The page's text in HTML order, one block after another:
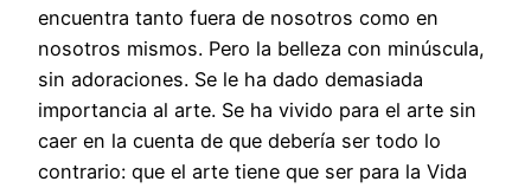
encuentra tanto fuera de nosotros como en
nosotros mismos. Pero la belleza con minúscula,
sin adoraciones. Se le ha dado demasiada
importancia al arte. Se ha vivido para el arte sin
caer en la cuenta de que debería ser todo lo
contrario: que el arte tiene que ser para la Vida